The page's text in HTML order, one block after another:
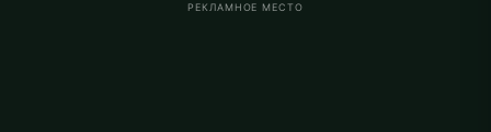
РЕКЛАМНОЕ МЕСТО
Время намаза в Германии